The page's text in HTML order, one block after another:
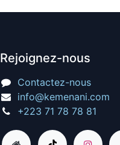
Rejoignez-nous
Contactez-nous
info@kemenani.com
+223 71 78 78 81